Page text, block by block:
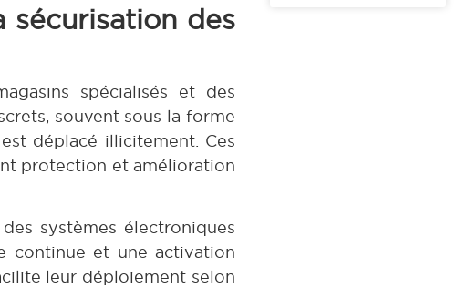
sécurisation des
spécialisés et des
souvent sous la forme
déplacé illicitement. Ces
protection et amélioration
systèmes électroniques
continue et une activation
leur déploiement selon